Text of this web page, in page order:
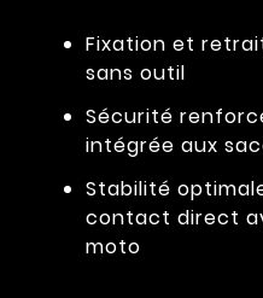
Fixation et
sans outil
Sécurité
intégrée aux
Stabilité
contact direct
moto